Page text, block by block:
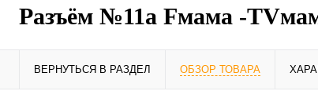
Разъём №11а Fмама -
ВЕРНУТЬСЯ В РАЗДЕЛ ОБЗОР ТОВАРА